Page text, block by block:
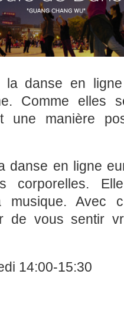
la danse en
Comme elles
une manière
danse en ligne
corporelles.
musique. Avec
de vous sentir
14:00-15:30